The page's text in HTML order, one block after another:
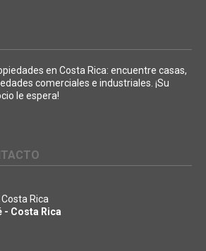
en Costa Rica: encuentre casas,
comerciales e industriales. ¡Su
le espera!
Rica
- Costa Rica